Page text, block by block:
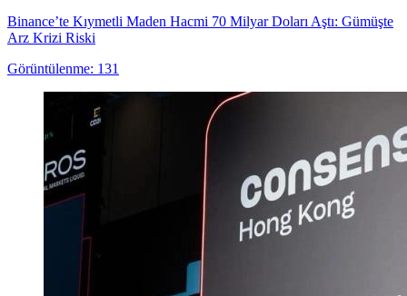
Binance’te Kıymetli Maden Hacmi 70 Milyar Doları Aştı: Gümüşte
Arz Krizi Riski
Görüntülenme: 131